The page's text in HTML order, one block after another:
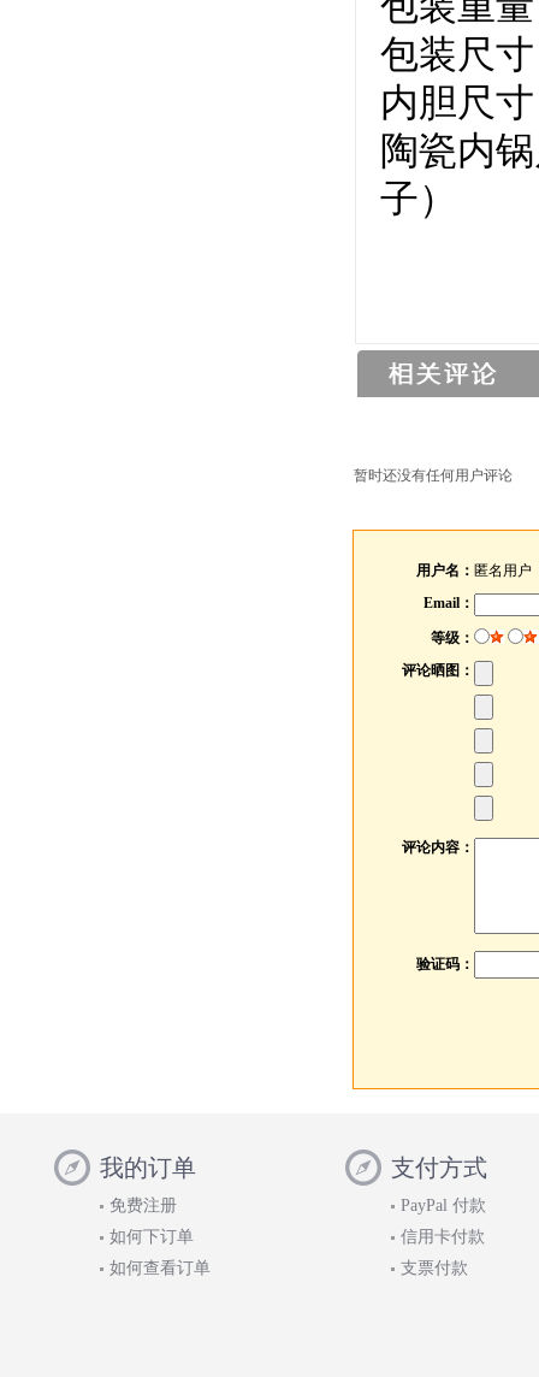
包装尺
内胆尺
陶瓷内
子）
暂时还没有任何用户评论
用户名： 匿名用户
Email：
等级：
评论晒图：
评论内容：
验证码：
我的订单
免费注册
如何下订单
如何查看订单
支付方式
PayPal 付款
信用卡付款
支票付款